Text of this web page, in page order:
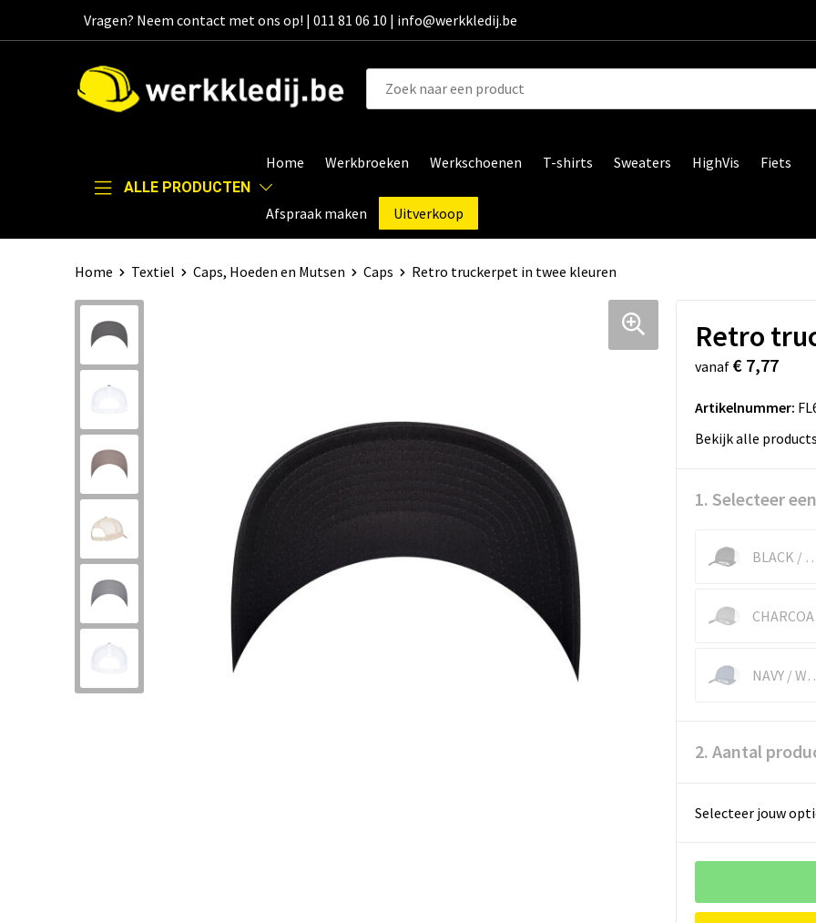
Vragen? Neem contact met ons op! | 011 81 06 10 | info@werkkledij.be
ALLE PRODUCTEN
Home Werkbroeken Werkschoenen T-shirts Sweaters HighVis Fiets
Afspraak maken Uitverkoop
Home Textiel Caps, Hoeden en Mutsen Caps Retro truckerpet in twee kleuren
Retro
vanaf € 7,77
Artikelnummer:
Bekijk alle
1. Selecteer
BLACK
2. Aantal
Selecteer jouw